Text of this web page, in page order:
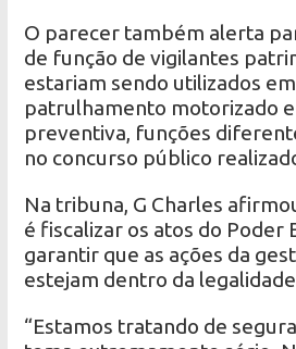
O parecer também alerta
de função de vigilantes
estariam sendo utilizados
patrulhamento motorizado
preventiva, funções
no concurso público
Na tribuna, G Charles
é fiscalizar os atos do Poder
garantir que as ações da
estejam dentro da
“Estamos tratando de